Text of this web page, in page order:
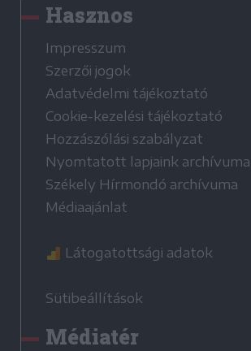
Hasznos
Impresszum
Szerzői jogok
Adatvédelmi tájékoztató
Cookie-kezelési tájékoztató
Hozzászólási szabályzat
Nyomtatott lapjaink archívuma
Székely Hírmondó archívuma
Médiaajánlat
Látogatottsági adatok
Sütibeállítások
Médiatér